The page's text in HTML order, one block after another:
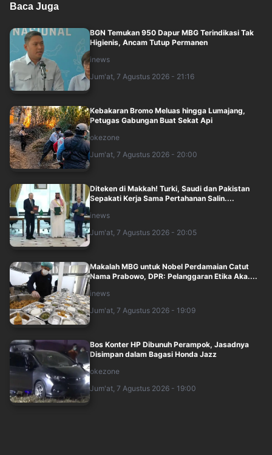
Baca Juga
BGN Temukan 950 Dapur MBG Terindikasi Tak
Higienis, Ancam Tutup Permanen
inews
Jum'at, 7 Agustus 2026 - 21:16
Kebakaran Bromo Meluas hingga Lumajang,
Petugas Gabungan Buat Sekat Api
okezone
Jum'at, 7 Agustus 2026 - 20:00
Diteken di Makkah! Turki, Saudi dan Pakistan
Sepakati Kerja Sama Pertahanan Salin....
inews
Jum'at, 7 Agustus 2026 - 20:05
Makalah MBG untuk Nobel Perdamaian Catut
Nama Prabowo, DPR: Pelanggaran Etika Aka....
inews
Jum'at, 7 Agustus 2026 - 19:09
Bos Konter HP Dibunuh Perampok, Jasadnya
Disimpan dalam Bagasi Honda Jazz
okezone
Jum'at, 7 Agustus 2026 - 19:00